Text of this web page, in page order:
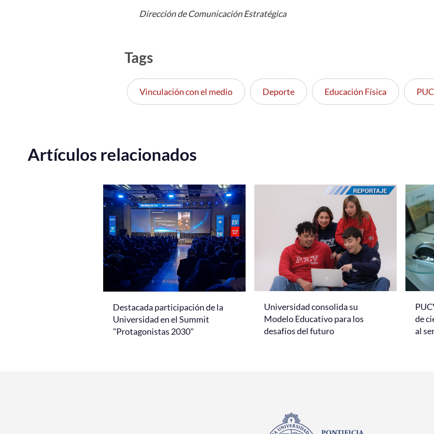
Dirección de Comunicación Estratégica
Tags
Vinculación con el medio Deporte Educación Física
Artículos relacionados
Destacada participación de la
Universidad en el Summit
"Protagonistas 2030"
Universidad consolida su
Modelo Educativo para los
desafíos del futuro
de
al